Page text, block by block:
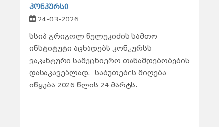
კონკურსი
24-03-2026
სსიპ გრიგოლ წულუკიძის სამთო
ინსტიტუტი აცხადებს კონკურსს
ვაკანტური სამეცნიერო თანამდებობების
დასაკავებლად.
საბუთების მიღება
იწყება 2026 წლის 24 მარტს.